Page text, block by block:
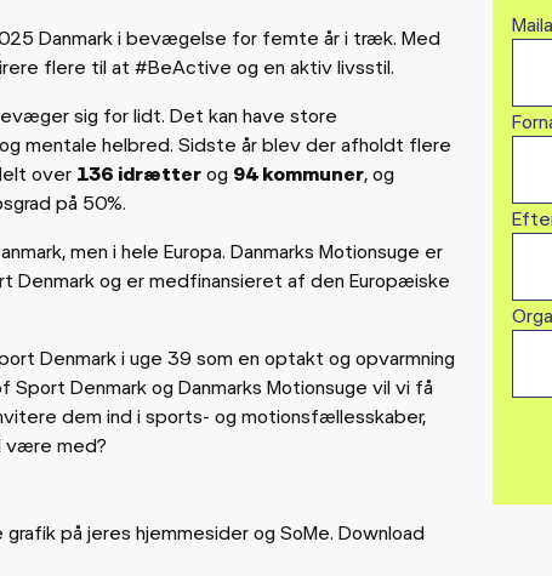
Danmark i bevægelse for femte år i træk. Med
flere til at #BeActive og en aktiv livsstil.
sig for lidt. Det kan have store
mentale helbred. Sidste år blev der afholdt flere
over 136 idrætter og 94 kommuner, og
på 50%.
men i hele Europa. Danmarks Motionsuge er
Denmark og er medfinansieret af den Europæiske
Denmark i uge 39 som en optakt og opvarmning
Sport Denmark og Danmarks Motionsuge vil vi få
dem ind i sports- og motionsfællesskaber,
være med?
på jeres hjemmesider og SoMe. Download